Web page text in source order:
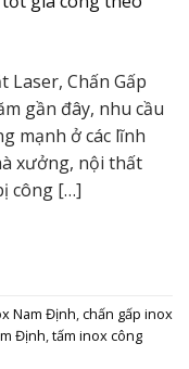
Laser, Chấn Gấp
gần đây, nhu cầu
mạnh ở các lĩnh
xưởng, nội thất
công […]
Nam Định,chấn gấp inox
Định,tấm inox công